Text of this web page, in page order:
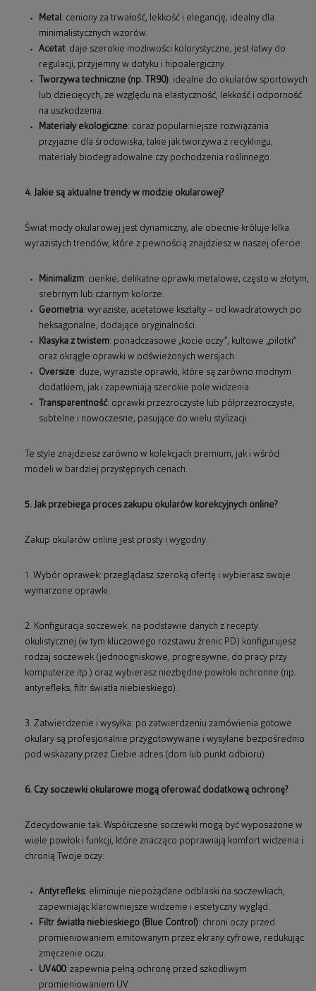
Metal : ceniony za trwałość, lekkość i elegancję; idealny dla
minimalistycznych wzorów.
Acetat: daje szerokie możliwości kolorystyczne, jest łatwy do
regulacji, przyjemny w dotyku i hipoalergiczny.
Tworzywa techniczne (np. TR90): idealne do okularów sportowych
lub dziecięcych, ze względu na elastyczność, lekkość i odporność
na uszkodzenia.
Materiały ekologiczne: coraz popularniejsze rozwiązania
przyjazne dla środowiska, takie jak tworzywa z recyklingu,
materiały biodegradowalne czy pochodzenia roślinnego.
4. Jakie są aktualne trendy w modzie okularowej?
Świat mody okularowej jest dynamiczny, ale obecnie króluje kilka
wyrazistych trendów, które z pewnością znajdziesz w naszej ofercie:
Minimalizm: cienkie, delikatne oprawki metalowe, często w złotym,
srebrnym lub czarnym kolorze.
Geometria: wyraziste, acetatowe kształty – od kwadratowych po
heksagonalne, dodające oryginalności.
Klasyka z twistem: ponadczasowe „kocie oczy”, kultowe „pilotki”
oraz okrągłe oprawki w odświeżonych wersjach.
Oversize: duże, wyraziste oprawki, które są zarówno modnym
dodatkiem, jak i zapewniają szerokie pole widzenia.
Transparentność: oprawki przezroczyste lub półprzezroczyste,
subtelne i nowoczesne, pasujące do wielu stylizacji.
Te style znajdziesz zarówno w kolekcjach premium, jak i wśród
modeli w bardziej przystępnych cenach.
5. Jak przebiega proces zakupu okularów korekcyjnych online?
Zakup okularów online jest prosty i wygodny:
1. Wybór oprawek: przeglądasz szeroką ofertę i wybierasz swoje
wymarzone oprawki.
2. Konfiguracja soczewek: na podstawie danych z recepty
okulistycznej (w tym kluczowego rozstawu źrenic PD) konfigurujesz
rodzaj soczewek (jednoogniskowe, progresywne, do pracy przy
komputerze itp.) oraz wybierasz niezbędne powłoki ochronne (np.
antyrefleks, filtr światła niebieskiego).
3. Zatwierdzenie i wysyłka: po zatwierdzeniu zamówienia gotowe
okulary są profesjonalnie przygotowywane i wysyłane bezpośrednio
pod wskazany przez Ciebie adres (dom lub punkt odbioru).
6. Czy soczewki okularowe mogą oferować dodatkową ochronę?
Zdecydowanie tak. Współczesne soczewki mogą być wyposażone w
wiele powłok i funkcji, które znacząco poprawiają komfort widzenia i
chronią Twoje oczy:
Antyrefleks: eliminuje niepożądane odblaski na soczewkach,
zapewniając klarowniejsze widzenie i estetyczny wygląd.
Filtr światła niebieskiego (Blue Control): chroni oczy przed
promieniowaniem emitowanym przez ekrany cyfrowe, redukując
zmęczenie oczu.
UV400: zapewnia pełną ochronę przed szkodliwym
promieniowaniem UV.